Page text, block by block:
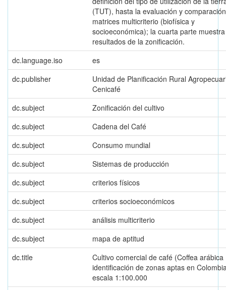
(TUT), hasta la evaluación y
matrices multicriterio (biofísica y
socioeconómica); la cuarta parte
resultados de la zonificación.
dc.language.iso
es
dc.publisher
Unidad de Planificación Rural
Cenicafé
dc.subject
Zonificación del cultivo
dc.subject
Cadena del Café
dc.subject
Consumo mundial
dc.subject
Sistemas de producción
dc.subject
criterios físicos
dc.subject
criterios socioeconómicos
dc.subject
análisis multicriterio
dc.subject
mapa de aptitud
dc.title
Cultivo comercial de café (Coffea arábica
identificación de zonas aptas en
escala 1:100.000